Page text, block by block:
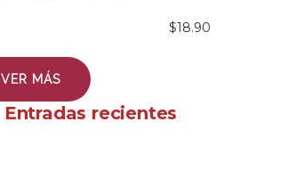
$18.90
VER MÁS
Entradas recientes